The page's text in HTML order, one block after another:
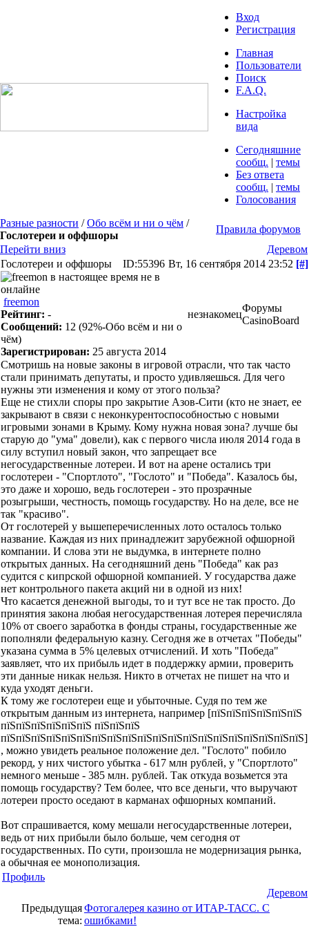
Вход
Регистрация
Главная
Пользователи
Поиск
F.A.Q.
Настройка
вида
Сегодняшние
сообщ. | темы
Без ответа
сообщ. | темы
Голосования
Разные разности /Обо всём и ни о чём /
Гослотереи и оффшоры
Правила форумов
Перейти вниз
Деревом
Гослотереи и оффшоры
ID:55396 Вт, 16 сентября 2014 23:52 [#]
freemon
Рейтинг: -
Сообщений: 12 (92%-Обо всём и ни о
чём)
Зарегистрирован: 25 августа 2014
незнакомец
Форумы
CasinoBoard
Смотришь на новые законы в игровой отрасли, что так часто
стали принимать депутаты, и просто удивляешься. Для чего
нужны эти изменения и кому от этого польза?
Еще не стихли споры про закрытие Азов-Сити (кто не знает, ее
закрывают в связи с неконкурентоспособностью с новыми
игровыми зонами в Крыму. Кому нужна новая зона? лучше бы
старую до "ума" довели), как с первого числа июля 2014 года в
силу вступил новый закон, что запрещает все
негосударственные лотереи. И вот на арене остались три
гослотереи - "Спортлото", "Гослото" и "Победа". Казалось бы,
это даже и хорошо, ведь гослотереи - это прозрачные
розыгрыши, честность, помощь государству. Но на деле, все не
так "красиво".
От гослотерей у вышеперечисленных лото осталось только
название. Каждая из них принадлежит зарубежной офшорной
компании. И слова эти не выдумка, в интернете полно
открытых данных. На сегодняшний день "Победа" как раз
судится с кипрской офшорной компанией. У государства даже
нет контрольного пакета акций ни в одной из них!
Что касается денежной выгоды, то и тут все не так просто. До
принятия закона любая негосударственная лотерея перечисляла
10% от своего заработка в фонды страны, государственные же
пополняли федеральную казну. Сегодня же в отчетах "Победы"
указана сумма в 5% целевых отчислений. И хоть "Победа"
заявляет, что их прибыль идет в поддержку армии, проверить
эти данные никак нельзя. Никто в отчетах не пишет на что и
куда уходят деньги.
К тому же гослотереи еще и убыточные. Судя по тем же
открытым данным из интернета, например [пїЅпїЅпїЅпїЅпїЅпїЅ
пїЅпїЅпїЅпїЅпїЅпїЅ пїЅпїЅпїЅ
пїЅпїЅпїЅпїЅпїЅпїЅпїЅпїЅпїЅпїЅпїЅпїЅпїЅпїЅпїЅпїЅпїЅпїЅпїЅпїЅ]
, можно увидеть реальное положение дел. "Гослото" побило
рекорд, у них чистого убытка - 617 млн рублей, у "Спортлото"
немного меньше - 385 млн. рублей. Так откуда возьмется эта
помощь государству? Тем более, что все деньги, что выручают
лотереи просто оседают в карманах офшорных компаний.
Вот спрашивается, кому мешали негосударственные лотереи,
ведь от них прибыли было больше, чем сегодня от
государственных. По сути, произошла не модернизация рынка,
а обычная ее монополизация.
Профиль
Деревом
Предыдущая
тема:
Фотогалерея казино от ИТАР-ТАСС. С
ошибками!